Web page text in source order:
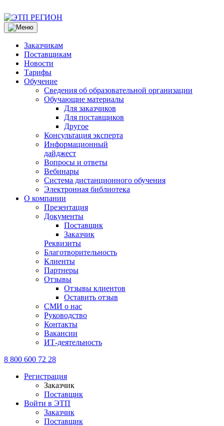
Заказчикам
Поставщикам
Новости
Тарифы
Обучение
Сведения об образовательной организации
Обучающие материалы
Для заказчиков
Для поставщиков
Другое
Консультация эксперта
Информационный
дайджест
Вопросы и ответы
Вебинары
Система дистанционного обучения
Электронная библиотека
О компании
Презентация
Документы
Поставщик
Заказчик
Реквизиты
Благотворительность
Клиенты
Партнеры
Отзывы
Отзывы клиентов
Оставить отзыв
СМИ о нас
Руководство
Контакты
Вакансии
ИТ-деятельность
8 800 600 72 28
Регистрация
Заказчик
Поставщик
Войти в ЭТП
Заказчик
Поставщик